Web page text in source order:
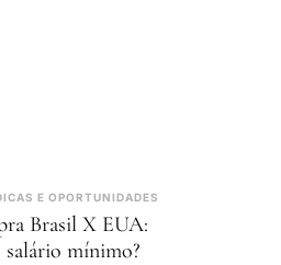
E OPORTUNIDADES
Brasil X EUA:
mínimo?